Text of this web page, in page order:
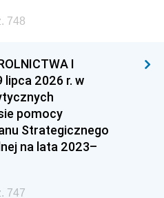
748
I
lipca 2026 r. w
pomocy
Strategicznego
na lata 2023–
747